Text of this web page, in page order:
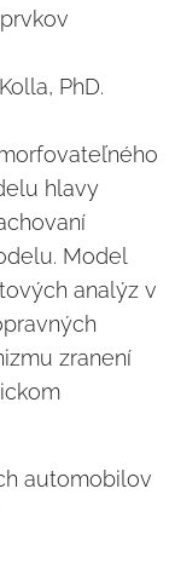
PhD.
hlavy
Model
analýz v
zranení
automobilov